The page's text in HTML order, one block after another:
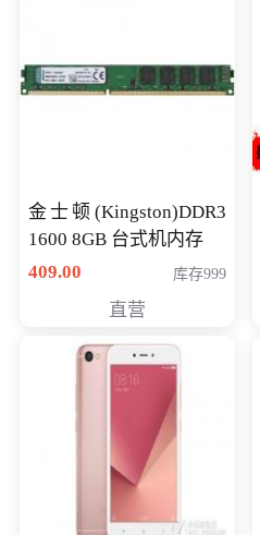
金士顿(Kingston)DDR3
1600 8GB 台式机内存
409.00
库存999
直营